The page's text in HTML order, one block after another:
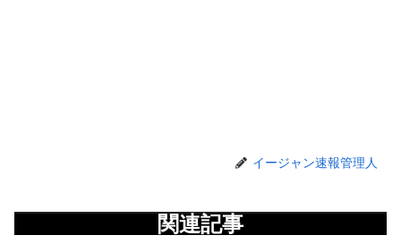
イージャン速報管理人
関連記事